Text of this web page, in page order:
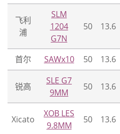
飞利
浦
SLM
1204
G7N
50 13.6
首尔 SAWx10 50 13.6
锐高
SLE G7
9MM
50 13.6
Xicato
XOB LES
9.8MM
50 13.6